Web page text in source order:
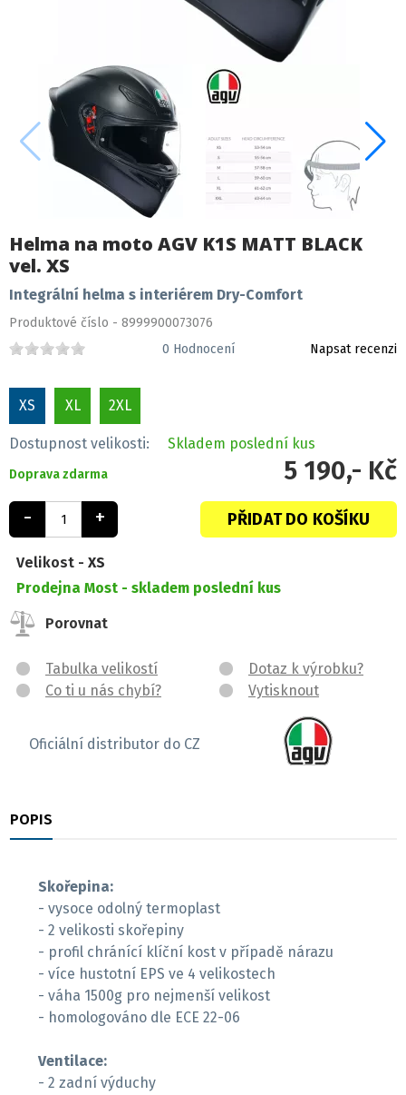
Helma na moto AGV K1S MATT BLACK
vel. XS
Integrální helma s interiérem Dry-Comfort
Produktové číslo - 8999900073076
0 Hodnocení Napsat recenzi
XS XL 2XL
Dostupnost velikosti: Skladem poslední kus
Doprava zdarma 5 190,- Kč
- + PŘIDAT DO KOŠÍKU
Velikost - XS
Prodejna Most - skladem poslední kus
Porovnat
Tabulka velikostí
Co ti u nás chybí?
Dotaz k výrobku?
Vytisknout
Oficiální distributor do CZ
POPIS
Skořepina:
- vysoce odolný termoplast
- 2 velikosti skořepiny
- profil chránící klíční kost v případě nárazu
- více hustotní EPS ve 4 velikostech
- váha 1500g pro nejmenší velikost
- homologováno dle ECE 22-06
Ventilace:
- 2 zadní výduchy